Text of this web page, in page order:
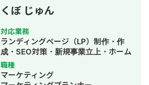
しています。 現在は、世界シェア第4
位のグローバル製薬メーカー日本法人
様をはじめ、プライム市場上場企業グ
ループ会社様、NASDAQ上場を控える
ベンチャー企業様など、業界を問わず
多くのクライアントと取引実績があり
ます。 クラウドソーシング（Lancers
／CrowdWorks／ココナラ）でも継続
くぼ じゅん
対応業務
ランディングページ（LP）制作・作
成・SEO対策・新規事業立上・ホーム
ページ制作・作成・リスティング広告
運用代行
職種
マーケティング